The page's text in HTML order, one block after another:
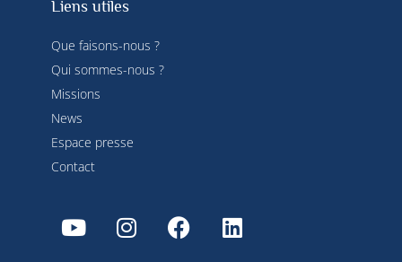
Liens utiles
Que faisons-nous ?
Qui sommes-nous ?
Missions
News
Espace presse
Contact